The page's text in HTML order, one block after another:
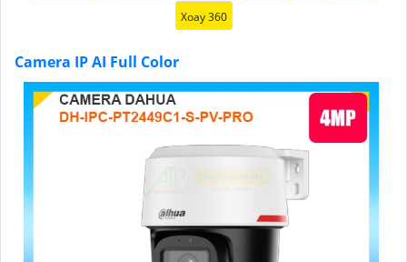
Xoay 360
Camera IP AI Full Color